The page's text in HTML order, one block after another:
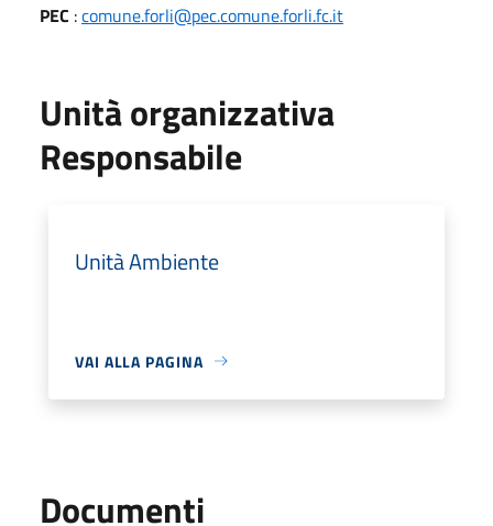
PEC :comune.forli@pec.comune.forli.fc.it
Unità organizzativa
Responsabile
Unità Ambiente
VAI ALLA PAGINA
Documenti